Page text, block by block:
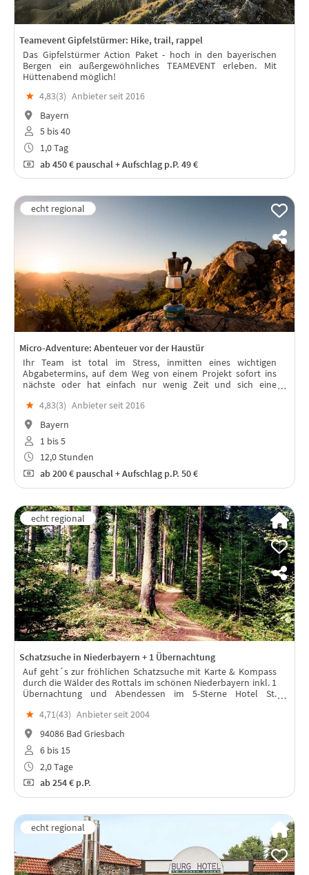
Teamevent Gipfelstürmer: Hike, trail, rappel
Das Gipfelstürmer Action Paket - hoch in den bayerischen
Bergen ein außergewöhnliches TEAMEVENT erleben. Mit
Hüttenabend möglich!
★ 4,83(3) Anbieter seit 2016
Bayern
5 bis 40
1,0 Tag
ab450 € pauschal + Aufschlag p.P. 49 €
Micro-Adventure: Abenteuer vor der Haustür
Ihr Team ist total im Stress, inmitten eines wichtigen
Abgabetermins, auf dem Weg von einem Projekt sofort ins
nächste oder hat einfach nur wenig Zeit und sich eine
Adventure in Bayern!
★ 4,83(3) Anbieter seit 2016
Bayern
1 bis 5
12,0 Stunden
ab200 € pauschal + Aufschlag p.P. 50 €
Schatzsuche in Niederbayern + 1 Übernachtung
Auf geht´s zur fröhlichen Schatzsuche mit Karte & Kompass
durch die Wälder des Rottals im schönen Niederbayern inkl. 1
Übernachtung und Abendessen im 5-Sterne Hotel St.
★ 4,71(43) Anbieter seit 2004
94086 Bad Griesbach
6 bis 15
2,0 Tage
ab254 € p.P.